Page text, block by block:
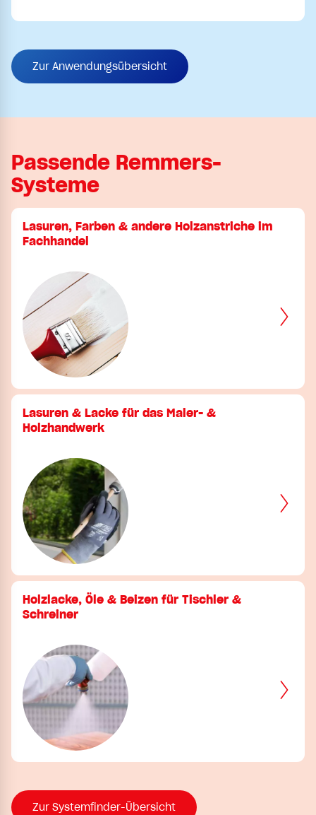
Zur Anwendungsübersicht
Passende Remmers-
Systeme
Lasuren, Farben & andere Holzanstriche im
Fachhandel
Lasuren & Lacke für das Maler- &
Holzhandwerk
Holzlacke, Öle & Beizen für Tischler &
Schreiner
Zur Systemfinder-Übersicht